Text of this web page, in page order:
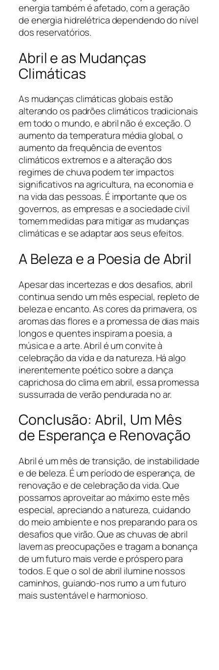
energia também é afetado, com a geração
de energia hidrelétrica dependendo do nível
dos reservatórios.
Abril e as Mudanças
Climáticas
As mudanças climáticas globais estão
alterando os padrões climáticos tradicionais
em todo o mundo, e abril não é exceção. O
aumento da temperatura média global, o
aumento da frequência de eventos
climáticos extremos e a alteração dos
regimes de chuva podem ter impactos
significativos na agricultura, na economia e
na vida das pessoas. É importante que os
governos, as empresas e a sociedade civil
tomem medidas para mitigar as mudanças
climáticas e se adaptar aos seus efeitos.
A Beleza e a Poesia de Abril
Apesar das incertezas e dos desafios, abril
continua sendo um mês especial, repleto de
beleza e encanto. As cores da primavera, os
aromas das flores e a promessa de dias mais
longos e quentes inspiram a poesia, a
música e a arte. Abril é um convite à
celebração da vida e da natureza. Há algo
inerentemente poético sobre a dança
caprichosa do clima em abril, essa promessa
sussurrada de verão pendurada no ar.
Conclusão: Abril, Um Mês
de Esperança e Renovação
Abril é um mês de transição, de instabilidade
e de beleza. É um período de esperança, de
renovação e de celebração da vida. Que
possamos aproveitar ao máximo este mês
especial, apreciando a natureza, cuidando
do meio ambiente e nos preparando para os
desafios que virão. Que as chuvas de abril
lavem as preocupações e tragam a bonança
de um futuro mais verde e próspero para
todos. E que o sol de abril ilumine nossos
caminhos, guiando-nos rumo a um futuro
mais sustentável e harmonioso.